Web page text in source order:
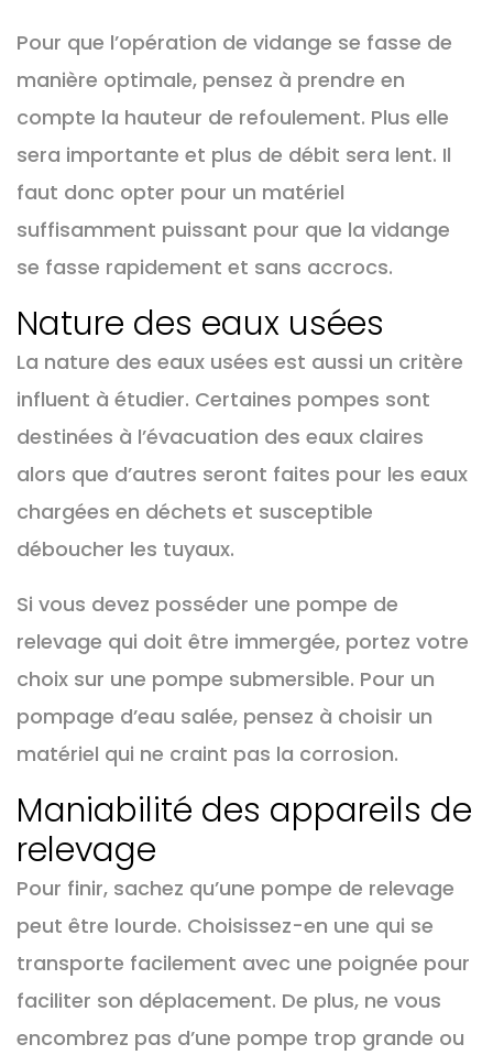
Pour que l’opération de vidange se fasse de
manière optimale, pensez à prendre en
compte la hauteur de refoulement. Plus elle
sera importante et plus de débit sera lent. Il
faut donc opter pour un matériel
suffisamment puissant pour que la vidange
se fasse rapidement et sans accrocs.
Nature des eaux usées
La nature des eaux usées est aussi un critère
influent à étudier. Certaines pompes sont
destinées à l’évacuation des eaux claires
alors que d’autres seront faites pour les eaux
chargées en déchets et susceptible
déboucher les tuyaux.
Si vous devez posséder une pompe de
relevage qui doit être immergée, portez votre
choix sur une pompe submersible. Pour un
pompage d’eau salée, pensez à choisir un
matériel qui ne craint pas la corrosion.
Maniabilité des appareils de
relevage
Pour finir, sachez qu’une pompe de relevage
peut être lourde. Choisissez-en une qui se
transporte facilement avec une poignée pour
faciliter son déplacement. De plus, ne vous
encombrez pas d’une pompe trop grande ou